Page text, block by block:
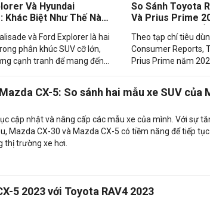
Và Hyundai
Khác Biệt Như Thế Nào
và Ford Explorer là hai
phân khúc SUV cỡ lớn,
cạnh tranh để mang đến
So Sánh Toyota
Và Prius Prime
Sạc Điện Nào Tốt
Theo tạp chí tiêu
Consumer Reports,
Prius Prime năm
CX-5: So sánh hai mẫu xe SUV của
cập nhật và nâng cấp các mẫu xe của mình. Với sự
Mazda CX-30 và Mazda CX-5 có tiềm năng để tiếp
thị trường xe hơi.
5 2023 với Toyota RAV4 2023